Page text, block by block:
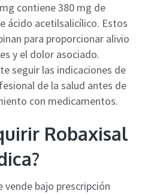
contiene 380 mg de
ácido acetilsalicílico. Estos
para proporcionar alivio
y el dolor asociado.
seguir las indicaciones de
de la salud antes de
con medicamentos.
Robaxisal
vende bajo prescripción